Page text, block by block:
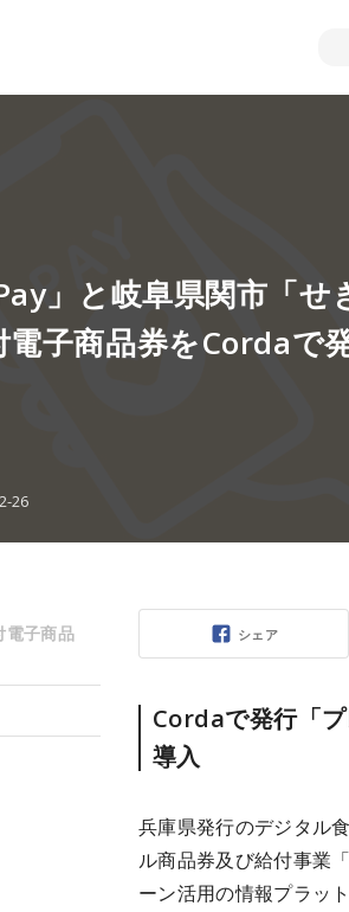
」と岐阜県関市「せ
子商品券をCordaで
26
シェア
Cordaで発行「
導入
兵庫県発行のデジタル
ル商品券及び給付事業
ーン活用の情報プラッ
電子商品